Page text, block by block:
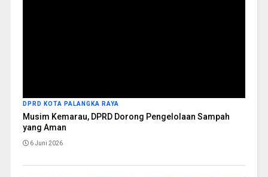
DPRD KOTA PALANGKA RAYA
Musim Kemarau, DPRD Dorong Pengelolaan Sampah
yang Aman
6 Juni 2026